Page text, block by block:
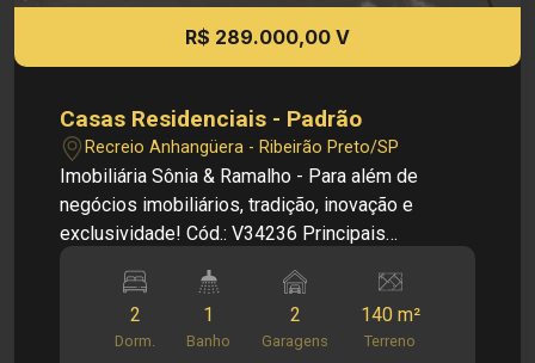
R$ 289.000,00 V
Casas Residenciais - Padrão
Recreio Anhangüera - Ribeirão Preto/SP
Imobiliária Sônia & Ramalho - Para além de
negócios imobiliários, tradição, inovação e
exclusividade! Cód.: V34236 Principais
social - 2 dormitórios - Cozinha - Área de serviço
- 2 vagas de garagem Dimensões: - 140,00 m²
área terreno - 44,16 m² área construída
2
Dorm.
1
Banho
2
Garagens
140 m²
Terreno